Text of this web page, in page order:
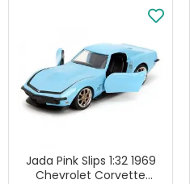
Jada Pink Slips 1:32 1969
Chevrolet Corvette